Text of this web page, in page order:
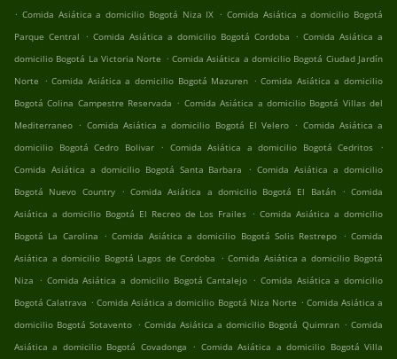
. Comida Asiática a domicilio Bogotá Niza IX . Comida Asiática a domicilio Bogotá
Parque Central . Comida Asiática a domicilio Bogotá Cordoba . Comida Asiática a
domicilio Bogotá La Victoria Norte . Comida Asiática a domicilio Bogotá Ciudad Jardín
Norte . Comida Asiática a domicilio Bogotá Mazuren . Comida Asiática a domicilio
Bogotá Colina Campestre Reservada . Comida Asiática a domicilio Bogotá Villas del
Mediterraneo . Comida Asiática a domicilio Bogotá El Velero . Comida Asiática a
domicilio Bogotá Cedro Bolivar
. Comida Asiática a domicilio Bogotá Cedritos
.
Comida Asiática a domicilio Bogotá Santa Barbara
. Comida Asiática a domicilio
Bogotá Nuevo Country
. Comida Asiática a domicilio Bogotá El Batán . Comida
Asiática a domicilio Bogotá El Recreo de Los Frailes . Comida Asiática a domicilio
Bogotá La Carolina . Comida Asiática a domicilio Bogotá Solis Restrepo . Comida
Asiática a domicilio Bogotá Lagos de Cordoba . Comida Asiática a domicilio Bogotá
Niza . Comida Asiática a domicilio Bogotá Cantalejo . Comida Asiática a domicilio
Bogotá Calatrava . Comida Asiática a domicilio Bogotá Niza Norte . Comida Asiática a
domicilio Bogotá Sotavento . Comida Asiática a domicilio Bogotá Quimran . Comida
Asiática a domicilio Bogotá Covadonga . Comida Asiática a domicilio Bogotá Villa